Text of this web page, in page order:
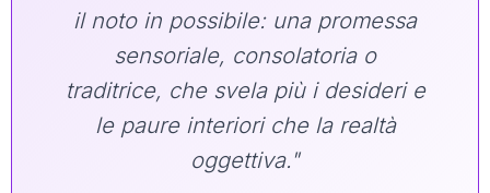
il noto in possibile: una promessa
sensoriale, consolatoria o
traditrice, che svela più i desideri e
le paure interiori che la realtà
oggettiva."